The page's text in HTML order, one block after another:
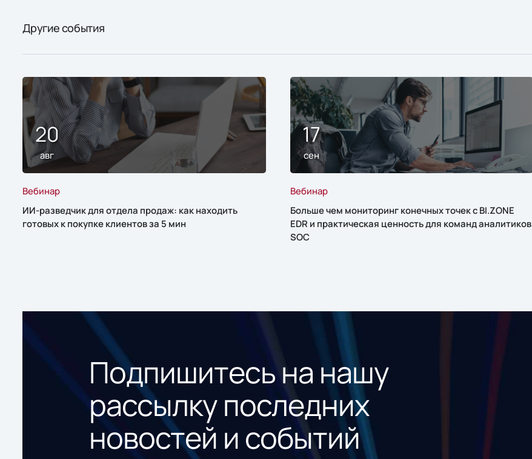
Другие события
20
авг
Вебинар
ИИ-разведчик для отдела продаж: как находить
готовых к покупке клиентов за 5 мин
17
сен
Вебинар
Больше чем мониторинг конечных точек с BI.ZONE
EDR и практическая ценность для команд аналитиков
SOC
Подпишитесь на нашу
рассылку последних
новостей и событий